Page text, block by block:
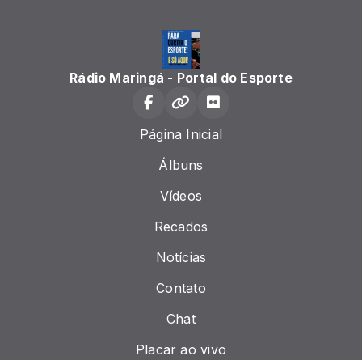
Rádio Maringá - Portal do Esporte
Página Inicial
Álbuns
Vídeos
Recados
Notícias
Contato
Chat
Placar ao vivo